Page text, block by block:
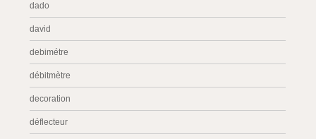
dado
david
debimétre
débitmètre
decoration
déflecteur